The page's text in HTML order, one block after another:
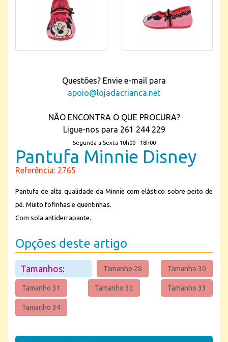
Questões? Envie e-mail para
apoio@lojadacrianca.net
NÃO ENCONTRA O QUE PROCURA?
Ligue-nos para 261 244 229
Segunda a Sexta 10h00 - 18h00
Pantufa Minnie Disney
Referência: 2765
Pantufa de alta qualidade da Minnie com elástico sobre peito de
pé. Muito fofinhas e quentinhas.
Com sola antiderrapante.
Opções deste artigo
Tamanhos: Tamanho 28 Tamanho 30
Tamanho 31 Tamanho 32 Tamanho 33
Tamanho 34